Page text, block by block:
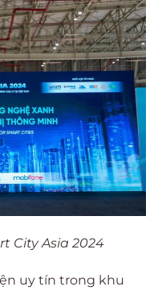
City Asia 2024
uy tín trong khu